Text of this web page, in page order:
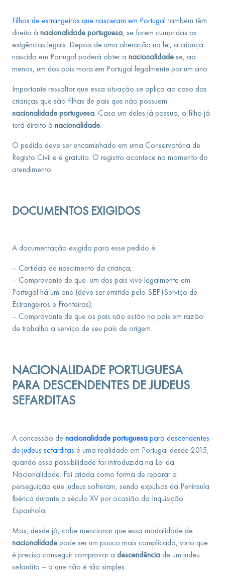
Filhos de estrangeiros que nasceram em Portugal também têm
direito à nacionalidade portuguesa, se forem cumpridas as
exigências legais. Depois de uma alteração na lei, a criança
nascida em Portugal poderá obter a nacionalidade se, ao
menos, um dos pais mora em Portugal legalmente por um ano.
Importante ressaltar que essa situação se aplica ao caso das
crianças que são filhas de pais que não possuem
nacionalidade portuguesa. Caso um deles já possua, o filho já
terá direito à nacionalidade.
O pedido deve ser encaminhado em uma Conservatória de
Registo Civil e é gratuito. O registro acontece no momento do
atendimento.
DOCUMENTOS EXIGIDOS
A documentação exigida para esse pedido é:
– Certidão de nascimento da criança;
– Comprovante de que um dos pais vive legalmente em
Portugal há um ano (deve ser emitido pelo SEF (Serviço de
Estrangeiros e Fronteiras);
– Comprovante de que os pais não estão no país em razão
de trabalho a serviço de seu país de origem.
NACIONALIDADE PORTUGUESA
PARA DESCENDENTES DEJUDEUS
SEFARDITAS
A concessão de nacionalidade portuguesa para descendentes
de judeus sefarditas é uma realidade em Portugal desde 2015,
quando essa possibilidade foi introduzida na Lei da
Nacionalidade. Foi criada como forma de reparar a
perseguição que judeus sofreram, sendo expulsos da Península
Ibérica durante o século XV por ocasião da Inquisição
Espanhola.
Mas, desde já, cabe mencionar que essa modalidade de
nacionalidade pode ser um pouco mais complicada, visto que
é preciso conseguir comprovar a descendência de um judeu
sefardita – o que não é tão simples.